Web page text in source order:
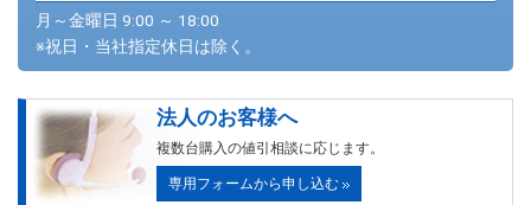
月～金曜日 9:00 ～ 18:00
※祝日・当社指定休日は除く。
法人のお客様へ
複数台購入の値引相談に応じます。
専用フォームから申し込む